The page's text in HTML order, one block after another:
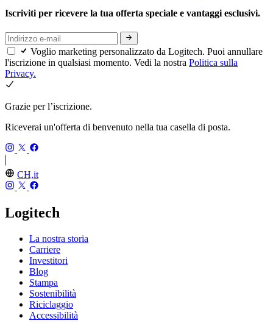
Iscriviti per ricevere la tua offerta speciale e vantaggi esclusivi.
Voglio marketing personalizzato da Logitech. Puoi annullare
l'iscrizione in qualsiasi momento. Vedi la nostra Politica sulla
Privacy.
Grazie per l’iscrizione.
Riceverai un'offerta di benvenuto nella tua casella di posta.
CH,it
Logitech
La nostra storia
Carriere
Investitori
Blog
Stampa
Sostenibilità
Riciclaggio
Accessibilità